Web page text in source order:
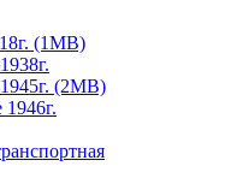
(1МВ)
(2МВ)